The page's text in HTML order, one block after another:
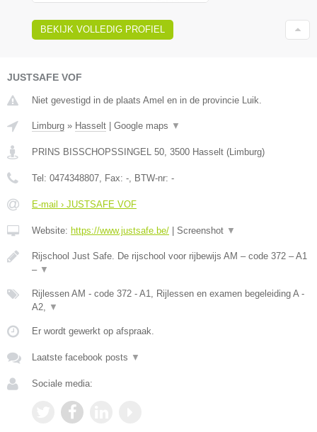
BEKIJK VOLLEDIG PROFIEL
JUSTSAFE VOF
Niet gevestigd in de plaats Amel en in de provincie Luik.
Limburg » Hasselt Google maps ▼
PRINS BISSCHOPSSINGEL 50, 3500 Hasselt (Limburg)
Tel: 0474348807, Fax: -, BTW-nr: -
E-mail › JUSTSAFE VOF
Website: https://www.justsafe.be/ Screenshot ▼
Rijschool Just Safe. De rijschool voor rijbewijs AM – code 372 – A1
– ▼
Rijlessen AM - code 372 - A1, Rijlessen en examen begeleiding A -
A2, ▼
Er wordt gewerkt op afspraak.
Laatste facebook posts ▼
Sociale media: